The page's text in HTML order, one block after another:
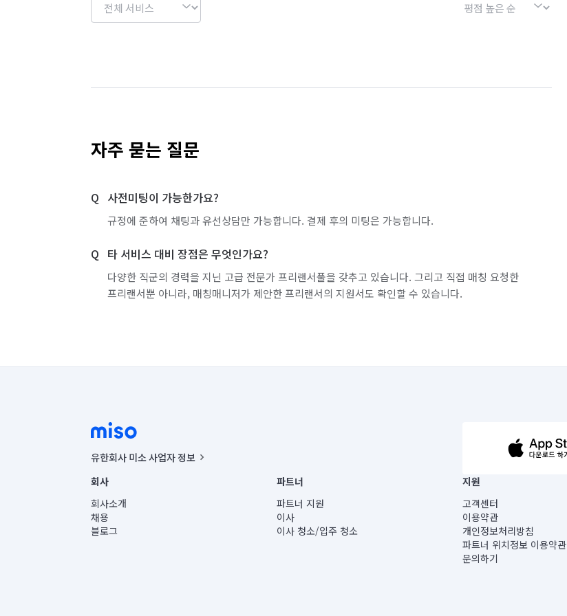
자주 묻는 질문
사전미팅이 가능한가요?
규정에 준하여 채팅과 유선상담만 가능합니다. 결제 후의 미팅은 가능합니다.
타 서비스 대비 장점은 무엇인가요?
다양한 직군의 경력을 지닌 고급 전문가 프리랜서풀을 갖추고 있습니다. 그리고 직접 매칭 요청한
프리랜서뿐 아니라, 매칭매니저가 제안한 프리랜서의 지원서도 확인할 수 있습니다.
유한회사 미소 사업자 정보
사업자등록번호 : 291-87-00271 | 인허가번호 : 2016-3220163-14-5-00019 |
통신판매신고번호 : 2024-서울종로-1400(공정거래위원회 정보) |
대표이사 : CHING VICTOR COLUMBIA RHEE
주소 | 본사: 서울특별시 종로구 율곡로 6(중학동, 트윈트리빌딩) B동 5층
컨택센터 : 서울특별시 종로구 수송동 율곡로 24, 7층, 8층 미소
회사
회사소개
채용
블로그
파트너
파트너 지원
이사
이사 청소/입주 청소
지원
고객센터
이용약관
개인정보처리방침
파트너 위치정보 이용약관
문의하기